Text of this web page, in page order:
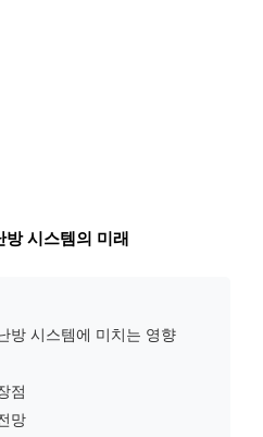
시스템의 미래
방 시스템에 미치는 영향
점
망